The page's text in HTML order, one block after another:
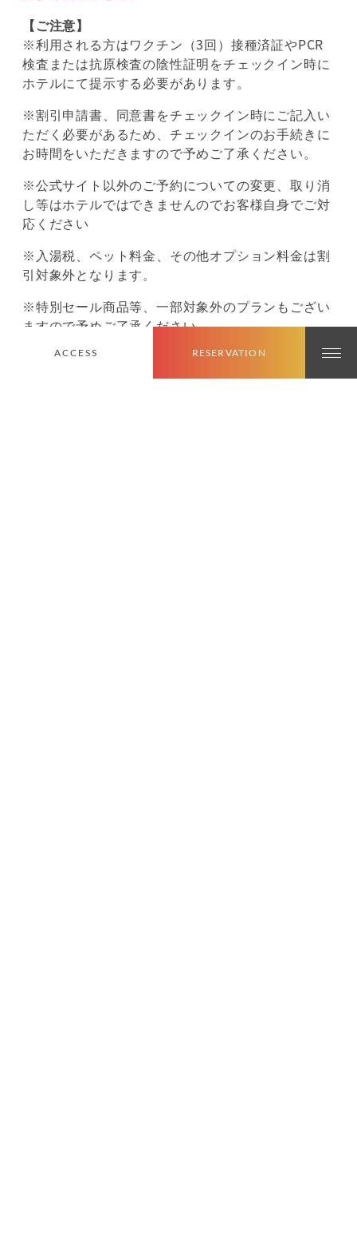
【ご注意】
※利用される方はワクチン（3回）接種済証やPCR
検査または抗原検査の陰性証明をチェックイン時に
ホテルにて提示する必要があります。
※割引申請書、同意書をチェックイン時にご記入い
ただく必要があるため、チェックインのお手続きに
お時間をいただきますので予めご了承ください。
※公式サイト以外のご予約についての変更、取り消
し等はホテルではできませんのでお客様自身でご対
応ください
※入湯税、ペット料金、その他オプション料金は割
引対象外となります。
※特別セール商品等、一部対象外のプランもござい
ますので予めご了承ください。
※宿泊施設ごとに上限額が設けれらている制度とな
補助額が限度に達した場合は、ご利用
ACCESS RESERVATION